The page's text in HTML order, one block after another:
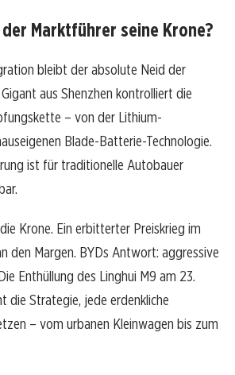
Marktführer seine Krone?
bleibt der absolute Neid der
aus Shenzhen kontrolliert die
– von der Lithium-
Blade-Batterie-Technologie.
ist für traditionelle Autobauer
Krone. Ein erbitterter Preiskrieg im
den Margen. BYDs Antwort: aggressive
Enthüllung des Linghui M9 am 23.
die Strategie, jede erdenkliche
– vom urbanen Kleinwagen bis zum